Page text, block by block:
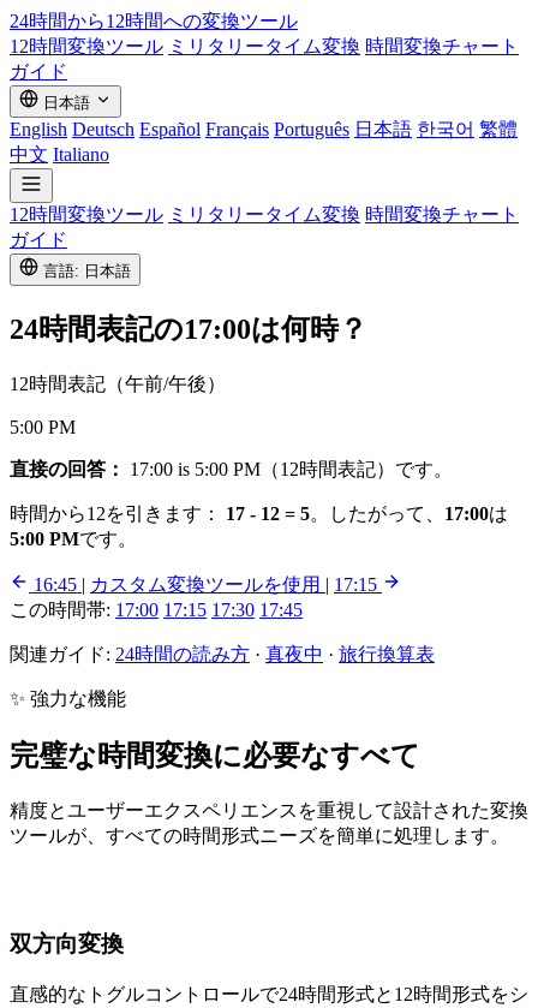
24時間から12時間への変換ツール
12時間変換ツール ミリタリータイム変換 時間変換チャート
ガイド
日本語
English Deutsch Español Français Português 日本語 한국어 繁體
中文 Italiano
12時間変換ツール ミリタリータイム変換 時間変換チャート
ガイド
言語: 日本語
24時間表記の17:00は何時？
12時間表記（午前/午後）
5:00 PM
直接の回答： 17:00 is 5:00 PM（12時間表記）です。
時間から12を引きます： 17 - 12 = 5。したがって、 17:00は
5:00 PMです。
16:45 | カスタム変換ツールを使用 | 17:15
この時間帯: 17:00 17:15 17:30 17:45
関連ガイド: 24時間の読み方 · 真夜中 · 旅行換算表
✨ 強力な機能
完璧な時間変換に必要なすべて
精度とユーザーエクスペリエンスを重視して設計された変換
ツールが、すべての時間形式ニーズを簡単に処理します。
双方向変換
直感的なトグルコントロールで24時間形式と12時間形式をシ